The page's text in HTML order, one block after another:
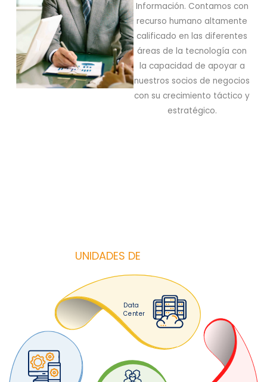
Información. Contamos con
recurso humano altamente
calificado en las diferentes
áreas de la tecnología con
la capacidad de apoyar a
nuestros socios de negocios
con su crecimiento táctico y
estratégico.
UNIDADES DE
Data
Center